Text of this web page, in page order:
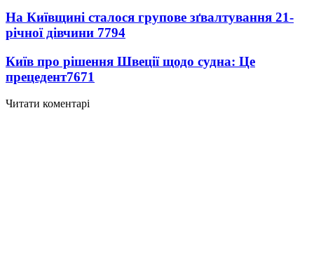
На Київщині сталося групове зґвалтування 21-
річної дівчини 7794
Київ про рішення Швеції щодо судна: Це
прецедент7671
Читати коментарі